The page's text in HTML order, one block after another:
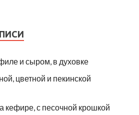
и сыром, в духовке
цветной и пекинской
кефире, с песочной крошкой